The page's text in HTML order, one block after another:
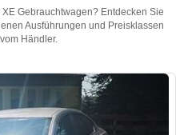
Gebrauchtwagen? Entdecken Sie
Ausführungen und Preisklassen
Händler.